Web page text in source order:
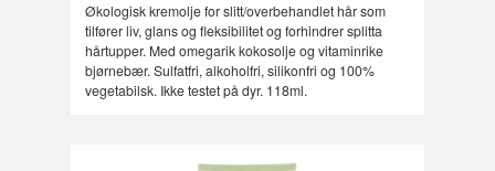
Økologisk kremolje for slitt/overbehandlet hår som
tilfører liv, glans og fleksibilitet og forhindrer splitta
hårtupper. Med omegarik kokosolje og vitaminrike
bjørnebær. Sulfatfri, alkoholfri, silikonfri og 100%
vegetabilsk. Ikke testet på dyr. 118ml.